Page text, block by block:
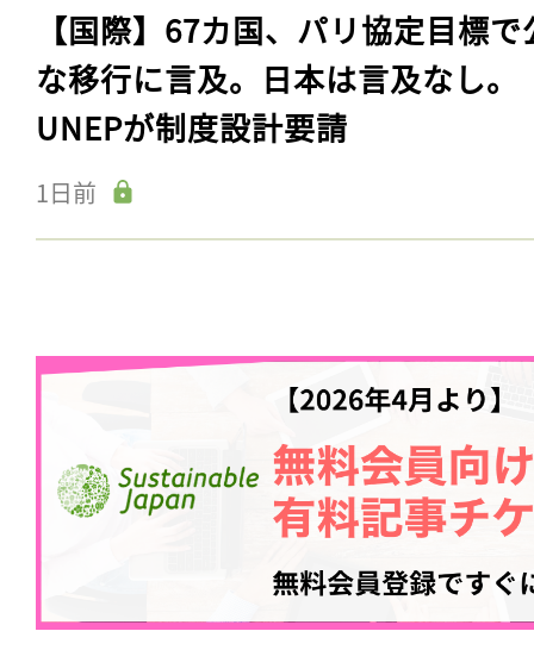
【国際】67カ国、パリ協定目標で
な移行に言及。日本は言及なし。
UNEPが制度設計要請
1日前